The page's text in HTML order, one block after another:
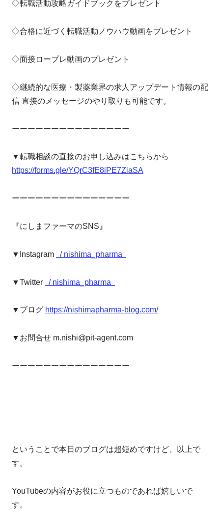
◇転職活動攻略ガイドブックをプレゼント
◇合格に近づく転職活動ノウハウ動画をプレゼント
◇面接ロープレ動画のプレゼント
◇継続的な医療・製薬業界の求人アップデート情報の配
信 直接のメッセージのやり取りも可能です。
ーーーーーーーーーーーーーーー
▼転職相談の直接のお申し込みはこちらから
https://forms.gle/YQrC3fE8iPE7ZiaSA
ーーーーーーーーーーーーーーー
『にしまファーマのSNS』
▼Instagram / nishima_pharma
▼Twitter / nishima_pharma
▼ブログ https://nishimapharma-blog.com/
▼お問合せ m.nishi@pit-agent.com
ーーーーーーーーーーーーーーー
ということで本日のブログは超短めですけど、以上で
す。
YouTubeの内容がお役に立つものであれば嬉しいで
す。